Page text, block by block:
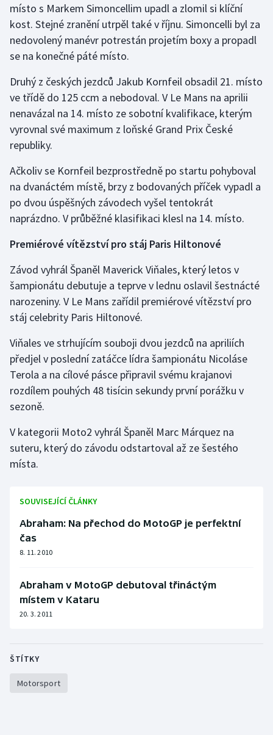
Lezení
Lyže a snowboard
Motorsport
Olympijské hry
Plavání
Plážový volejbal
Ragby
Rychlobruslení
Rychlostní kanoistika
Sportovní střelba
Stolní tenis
Veslování
Volejbal
Ostatní
místo s Markem Simoncellim upadl a zlomil si klíční
kost. Stejné zranění utrpěl také v říjnu. Simoncelli byl za
nedovolený manévr potrestán projetím boxy a propadl
se na konečné páté místo.
Druhý z českých jezdců Jakub Kornfeil obsadil 21. místo
ve třídě do 125 ccm a nebodoval. V Le Mans na aprilii
nenavázal na 14. místo ze sobotní kvalifikace, kterým
vyrovnal své maximum z loňské Grand Prix České
republiky.
Ačkoliv se Kornfeil bezprostředně po startu pohyboval
na dvanáctém místě, brzy z bodovaných příček vypadl a
po dvou úspěšných závodech vyšel tentokrát
naprázdno. V průběžné klasifikaci klesl na 14. místo.
Premiérové vítězství pro stáj Paris Hiltonové
Závod vyhrál Španěl Maverick Viňales, který letos v
šampionátu debutuje a teprve v lednu oslavil šestnácté
narozeniny. V Le Mans zařídil premiérové vítězství pro
stáj celebrity Paris Hiltonové.
Viňales ve strhujícím souboji dvou jezdců na apriliích
předjel v poslední zatáčce lídra šampionátu Nicoláse
Terola a na cílové pásce připravil svému krajanovi
rozdílem pouhých 48 tisícin sekundy první porážku v
sezoně.
V kategorii Moto2 vyhrál Španěl Marc Márquez na
suteru, který do závodu odstartoval až ze šestého
místa.
SOUVISEJÍCÍ ČLÁNKY
Abraham: Na přechod do MotoGP je perfektní
čas
8. 11. 2010
Abraham v MotoGP debutoval třináctým
místem v Kataru
20. 3. 2011
ŠTÍTKY
Motorsport